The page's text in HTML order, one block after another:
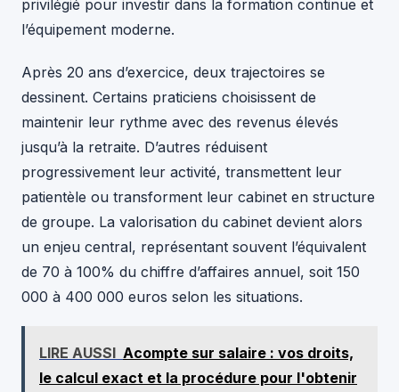
privilégié pour investir dans la formation continue et
l’équipement moderne.
Après 20 ans d’exercice, deux trajectoires se
dessinent. Certains praticiens choisissent de
maintenir leur rythme avec des revenus élevés
jusqu’à la retraite. D’autres réduisent
progressivement leur activité, transmettent leur
patientèle ou transforment leur cabinet en structure
de groupe. La valorisation du cabinet devient alors
un enjeu central, représentant souvent l’équivalent
de 70 à 100% du chiffre d’affaires annuel, soit 150
000 à 400 000 euros selon les situations.
LIRE AUSSI Acompte sur salaire : vos droits,
le calcul exact et la procédure pour l'obtenir